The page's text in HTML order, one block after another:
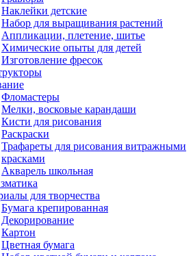
Наклейки детские
Набор для выращивания растений
Аппликации, плетение, шитье
Химические опыты для детей
Изготовление фресок
Фломастеры
Мелки, восковые карандаши
Кисти для рисования
Раскраски
Трафареты для рисования витражными
красками
Акварель школьная
для творчества
Бумага крепированная
Декорирование
Картон
Цветная бумага